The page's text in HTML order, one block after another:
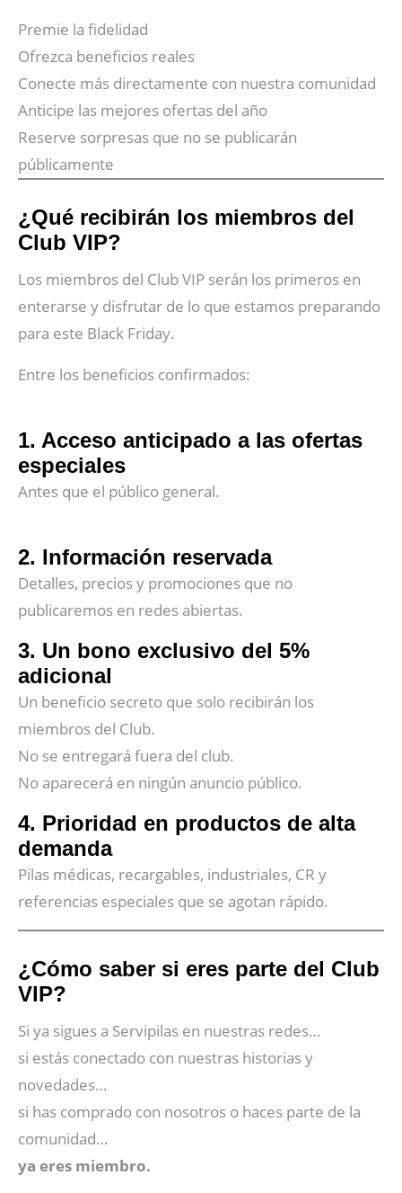
Premie la fidelidad
Ofrezca beneficios reales
Conecte más directamente con nuestra comunidad
Anticipe las mejores ofertas del año
Reserve sorpresas que no se publicarán
públicamente
¿Qué recibirán los miembros del
Club VIP?
Los miembros del Club VIP serán los primeros en
enterarse y disfrutar de lo que estamos preparando
para este Black Friday.
Entre los beneficios confirmados:
1. Acceso anticipado a las ofertas
especiales
Antes que el público general.
2. Información reservada
Detalles, precios y promociones que no
publicaremos en redes abiertas.
3. Un bono exclusivo del 5%
adicional
Un beneficio secreto que solo recibirán los
miembros del Club.
No se entregará fuera del club.
No aparecerá en ningún anuncio público.
4. Prioridad en productos de alta
demanda
Pilas médicas, recargables, industriales, CR y
referencias especiales que se agotan rápido.
¿Cómo saber si eres parte del Club
VIP?
Si ya sigues a Servipilas en nuestras redes…
si estás conectado con nuestras historias y
novedades…
si has comprado con nosotros o haces parte de la
comunidad…
ya eres miembro.